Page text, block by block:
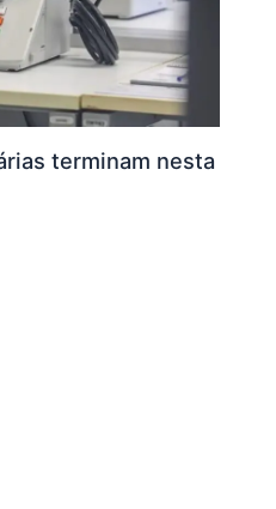
terminam nesta